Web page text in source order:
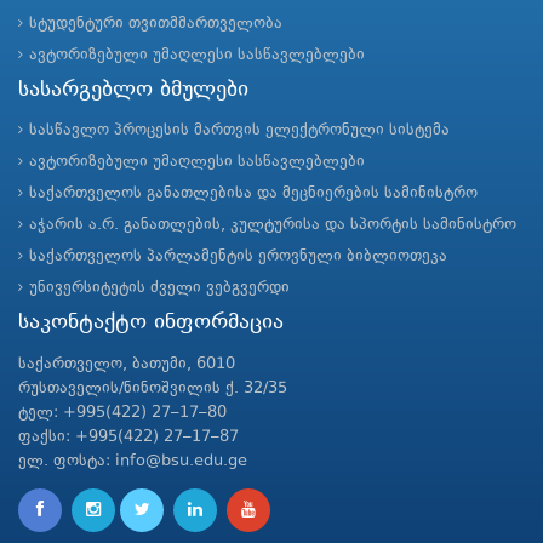
სტუდენტური თვითმმართველობა
ავტორიზებული უმაღლესი სასწავლებლები
სასარგებლო ბმულები
სასწავლო პროცესის მართვის ელექტრონული სისტემა
ავტორიზებული უმაღლესი სასწავლებლები
საქართველოს განათლებისა და მეცნიერების სამინისტრო
აჭარის ა.რ. განათლების, კულტურისა და სპორტის სამინისტრო
საქართველოს პარლამენტის ეროვნული ბიბლიოთეკა
უნივერსიტეტის ძველი ვებგვერდი
საკონტაქტო ინფორმაცია
საქართველო, ბათუმი, 6010
რუსთაველის/ნინოშვილის ქ. 32/35
ტელ: +995(422) 27–17–80
ფაქსი: +995(422) 27–17–87
ელ. ფოსტა: info@bsu.edu.ge